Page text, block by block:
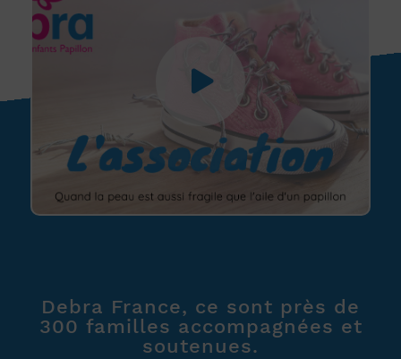
Debra France, ce sont près de
300 familles accompagnées et
soutenues.